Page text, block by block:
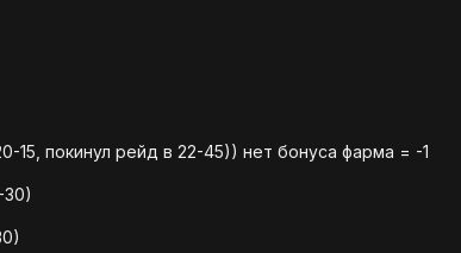
15, покинул рейд в 22-45)) нет бонуса фарма = -1
30)